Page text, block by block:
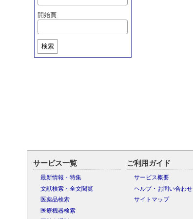
開始頁
検索
サービス一覧
最新情報・特集
文献検索・全文閲覧
医薬品検索
医療機器検索
ご利用ガイド
サービス概要
ヘルプ・お問い合わせ
サイトマップ